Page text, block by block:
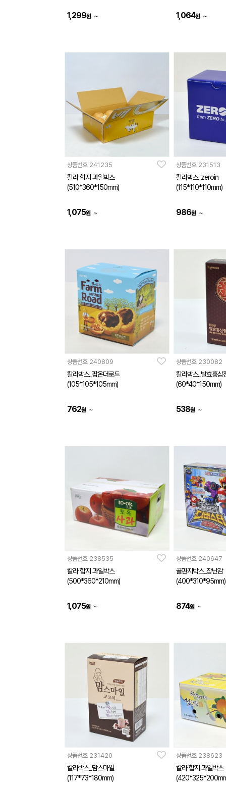
1,299원 ~ 1,064원 ~
상품번호 241235
칼라 합지 과일박스
(510*360*150mm)
1,075원 ~
상품번호 231513
칼라박스_zeroin
(115*110*110mm)
986원 ~
상품번호 240809
칼라박스_팜온더로드
(105*105*105mm)
762원 ~
상품번호 230082
칼라박스_발효홍삼
(60*40*150mm)
538원 ~
상품번호 238535
칼라 합지 과일박스
(500*360*210mm)
1,075원 ~
상품번호 240647
골판지박스_장난감
(400*310*95mm)
874원 ~
상품번호 231420
칼라박스_맘스마일
(117*73*180mm)
상품번호 238623
칼라 합지 과일박스